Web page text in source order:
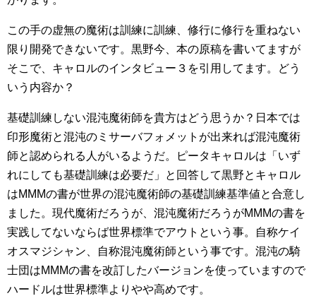
この手の虚無の魔術は訓練に訓練、修行に修行を重ねない
限り開発できないです。黒野今、本の原稿を書いてますが
そこで、キャロルのインタビュー３を引用してます。どう
いう内容か？
基礎訓練しない混沌魔術師を貴方はどう思うか？日本では
印形魔術と混沌のミサーバフォメットが出来れば混沌魔術
師と認められる人がいるようだ。ピータキャロルは「いず
れにしても基礎訓練は必要だ」と回答して黒野とキャロル
はMMMの書が世界の混沌魔術師の基礎訓練基準値と合意し
ました。現代魔術だろうが、混沌魔術だろうがMMMの書を
実践してないならば世界標準でアウトという事。自称ケイ
オスマジシャン、自称混沌魔術師という事です。混沌の騎
士団はMMMの書を改訂したバージョンを使っていますので
ハードルは世界標準よりやや高めです。